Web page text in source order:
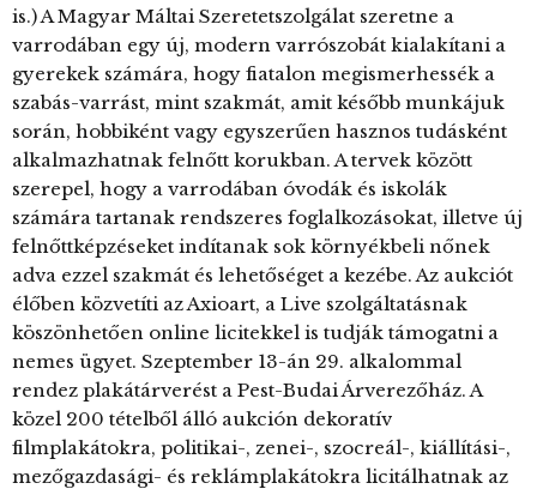
is.) A Magyar Máltai Szeretetszolgálat szeretne a
varrodában egy új, modern varrószobát kialakítani a
gyerekek számára, hogy fiatalon megismerhessék a
szabás-varrást, mint szakmát, amit később munkájuk
során, hobbiként vagy egyszerűen hasznos tudásként
alkalmazhatnak felnőtt korukban. A tervek között
szerepel, hogy a varrodában óvodák és iskolák
számára tartanak rendszeres foglalkozásokat, illetve új
felnőttképzéseket indítanak sok környékbeli nőnek
adva ezzel szakmát és lehetőséget a kezébe. Az aukciót
élőben közvetíti az Axioart, a Live szolgáltatásnak
köszönhetően online licitekkel is tudják támogatni a
nemes ügyet. Szeptember 13-án 29. alkalommal
rendez plakátárverést a Pest-Budai Árverezőház. A
közel 200 tételből álló aukción dekoratív
filmplakátokra, politikai-, zenei-, szocreál-, kiállítási-,
mezőgazdasági- és reklámplakátokra licitálhatnak az